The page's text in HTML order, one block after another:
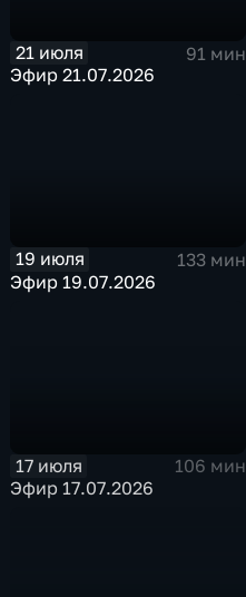
21 июля
91 мин
Эфир 21.07.2026
19 июля
133 мин
Эфир 19.07.2026
17 июля
106 мин
Эфир 17.07.2026